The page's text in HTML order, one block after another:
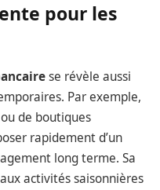
pour les
se révèle aussi
Par exemple,
de boutiques
rapidement d’un
long terme. Sa
activités saisonnières